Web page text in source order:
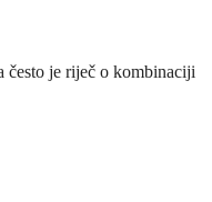
često je riječ o kombinaciji